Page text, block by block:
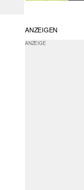
ANZEIGEN